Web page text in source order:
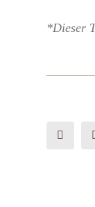
*Dieser